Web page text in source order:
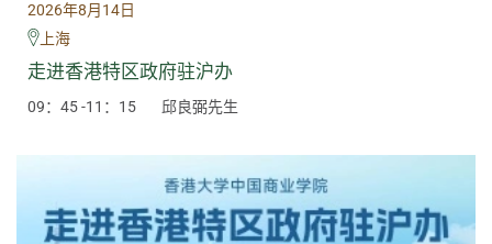
2026年8月14日
上海
走进香港特区政府驻沪办
09：45 -11：15 邱良弼先生